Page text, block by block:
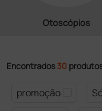
Otoscópios
Encontrados 30
promoção